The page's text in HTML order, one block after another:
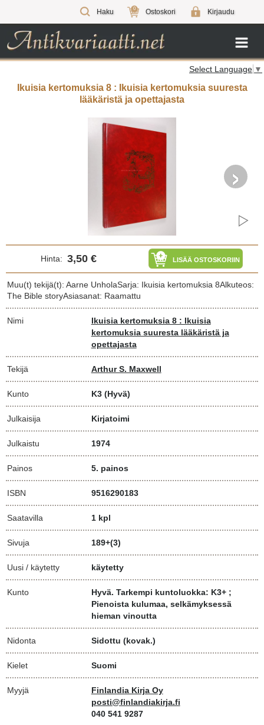
Haku 0 Ostoskori Kirjaudu
Select Language ▼
Ikuisia kertomuksia 8 : Ikuisia kertomuksia suuresta
lääkäristä ja opettajasta
›
Hinta: 3,50 € LISÄÄ OSTOSKORIIN
Muu(t) tekijä(t): Aarne UnholaSarja: Ikuisia kertomuksia 8Alkuteos:
The Bible storyAsiasanat: Raamattu
Nimi
Ikuisia kertomuksia 8 : Ikuisia
kertomuksia suuresta lääkäristä ja
opettajasta
Tekijä Arthur S. Maxwell
Kunto K3 (Hyvä)
Julkaisija Kirjatoimi
Julkaistu 1974
Painos 5. painos
ISBN 9516290183
Saatavilla 1 kpl
Sivuja 189+(3)
Uusi / käytetty käytetty
Kunto
Hyvä. Tarkempi kuntoluokka: K3+ ;
Pienoista kulumaa, selkämyksessä
hieman vinoutta
Nidonta Sidottu (kovak.)
Kielet Suomi
Myyjä
Finlandia Kirja Oy
posti@finlandiakirja.fi
040 541 9287